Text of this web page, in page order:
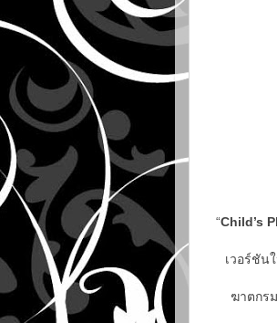
“Child’s
เวอร์ชัน
ฆาตกร